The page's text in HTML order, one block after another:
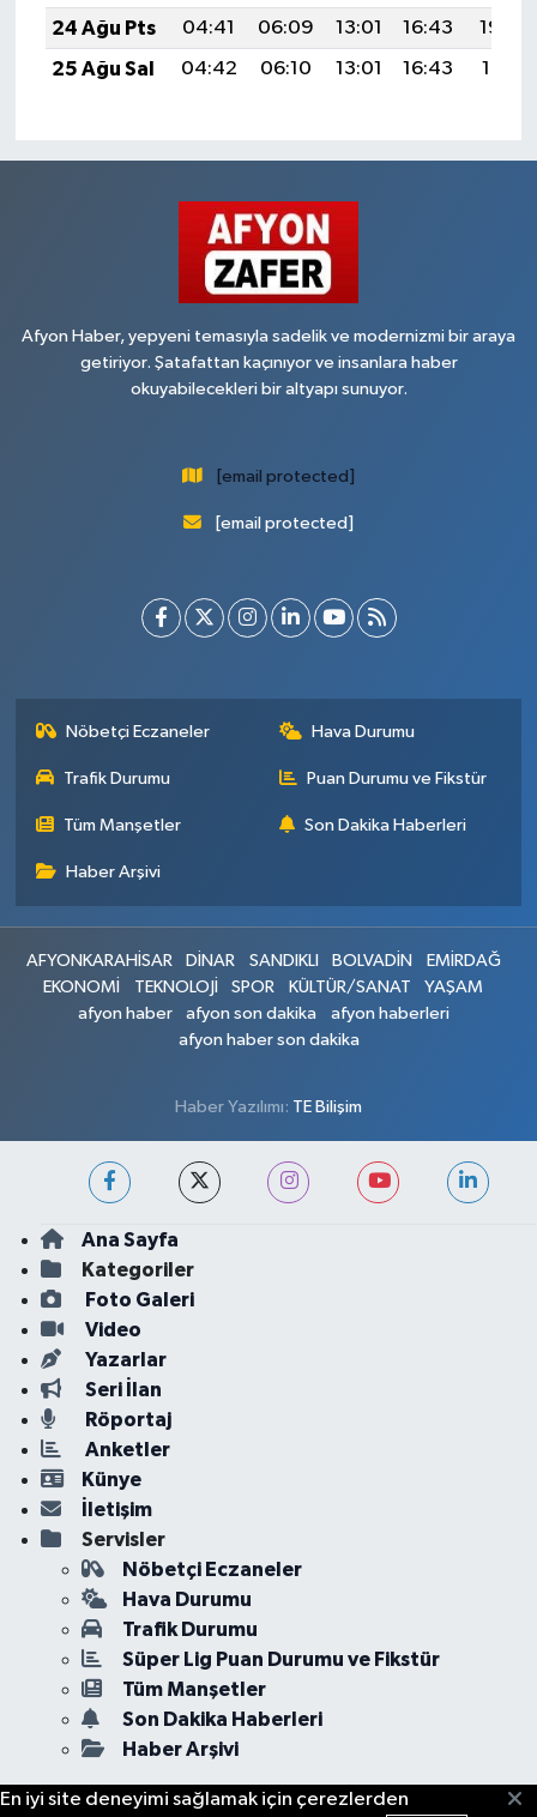
24 Ağu Pts
04:41 06:09 13:01 16:43
19:43
25 Ağu Sal
04:42 06:10 13:01 16:43 19:41
Afyon Haber, yepyeni temasıyla sadelik ve modernizmi bir araya
getiriyor. Şatafattan kaçınıyor ve insanlara haber
okuyabilecekleri bir altyapı sunuyor.
[email protected]
[email protected]
Nöbetçi Eczaneler Hava Durumu
Trafik Durumu Puan Durumu ve Fikstür
Tüm Manşetler Son Dakika Haberleri
Haber Arşivi
AFYONKARAHİSAR DİNAR SANDIKLI BOLVADİN
EMİRDAĞ
EKONOMİ
TEKNOLOJİ SPOR KÜLTÜR/SANAT
YAŞAM
afyon haber
afyon son dakika
afyon haberleri
afyon haber son dakika
Haber Yazılımı: TE Bilişim
Ana Sayfa
Kategoriler
Foto Galeri
Video
Yazarlar
Seri İlan
Röportaj
Anketler
Künye
İletişim
Servisler
Nöbetçi Eczaneler
Hava Durumu
Trafik Durumu
Süper Lig Puan Durumu ve Fikstür
Tüm Manşetler
Son Dakika Haberleri
Haber Arşivi
En iyi site deneyimi sağlamak için çerezlerden